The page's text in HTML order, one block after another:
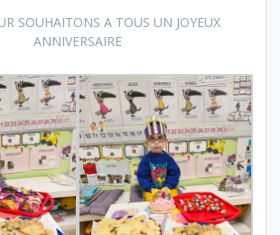
SOUHAITONS A TOUS UN JOYEUX
ANNIVERSAIRE